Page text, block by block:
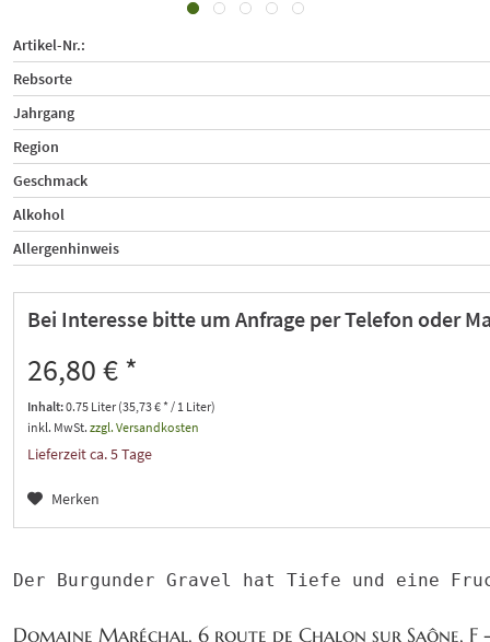
Artikel-Nr.:
Rebsorte
Jahrgang
Region
Geschmack
Alkohol
Allergenhinweis
Bei Interesse bitte um Anfrage per Telefon oder
26,80 € *
Inhalt:0.75 Liter (35,73 € * / 1 Liter)
inkl. MwSt. zzgl. Versandkosten
Lieferzeit ca. 5 Tage
Merken
Der Burgunder Gravel hat Tiefe und eine
Domaine Maréchal, 6 route de Chalon sur Saône, F